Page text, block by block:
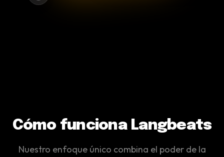
Cómo funciona Langbeats
Nuestro enfoque único combina el poder de la